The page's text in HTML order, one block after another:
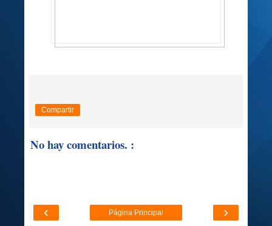
Compartir
No hay comentarios. :
‹ ›
Página Principal